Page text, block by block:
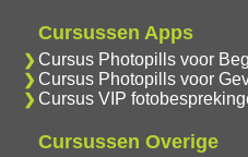
Cursussen Apps
Cursus Photopills voor
Cursus Photopills voor
Cursus VIP
Cursussen Overige